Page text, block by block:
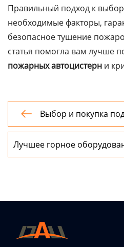
Правильный подход к
необходимые факторы,
безопасное тушение
статья помогла вам лучше
пожарных автоцистерн и

Выбор и покупка
оборудования:
Лучшее горное
руководство по выбору и